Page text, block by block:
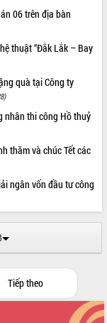
06 trên địa bàn
thuật “Đắk Lắk – Bay
quà tại Công ty
nhân thi công Hồ thuỷ
thăm và chúc Tết các
ngân vốn đầu tư công
Tiếp theo